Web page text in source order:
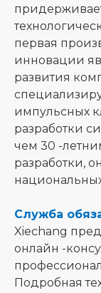
первая
инновации
развития
импульсных
разработки
чем 30 -
разработки,
Служба
Xiechang
онлайн -
Подробная